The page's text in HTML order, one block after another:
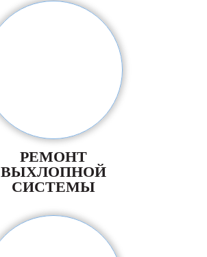
РЕМОНТ
ВЫХЛОПНОЙ
СИСТЕМЫ